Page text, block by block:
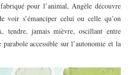
pour l’animal, Angèle découvre
s’émanciper celui ou celle qu’on
tendre, jamais mièvre, oscillant entre
accessible sur l’autonomie et la